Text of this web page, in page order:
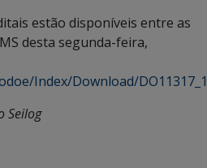
estão disponíveis entre as
desta segunda-feira,
Index/Download/
Seilog